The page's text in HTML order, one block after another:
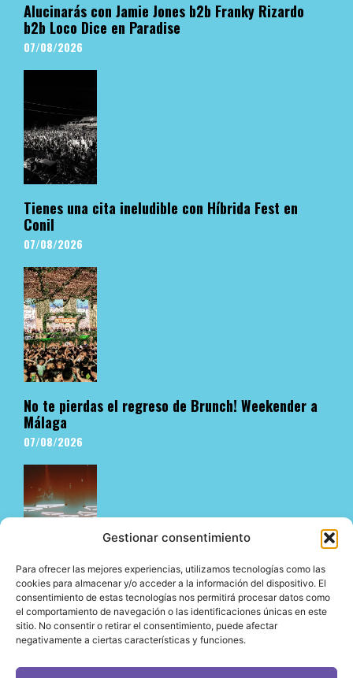
Gestionar consentimiento
Para ofrecer las mejores experiencias, utilizamos tecnologías como las
cookies para almacenar y/o acceder a la información del dispositivo. El
consentimiento de estas tecnologías nos permitirá procesar datos como
el comportamiento de navegación o las identificaciones únicas en este
sitio. No consentir o retirar el consentimiento, puede afectar
negativamente a ciertas características y funciones.
Alucinarás con Jamie Jones b2b Franky Rizardo
b2b Loco Dice en Paradise
07/08/2026
Tienes una cita ineludible con Híbrida Fest en
Conil
07/08/2026
No te pierdas el regreso de Brunch! Weekender a
Málaga
07/08/2026
El underground en Ibiza es cosa de Pyramid
06/08/2026